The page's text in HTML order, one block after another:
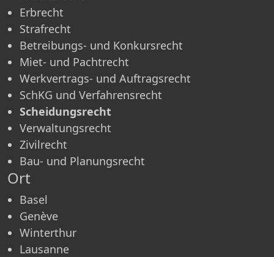
Erbrecht
Strafrecht
Betreibungs- und Konkursrecht
Miet- und Pachtrecht
Werkvertrags- und Auftragsrecht
SchKG und Verfahrensrecht
Scheidungsrecht
Verwaltungsrecht
Zivilrecht
Bau- und Planungsrecht
Ort
Basel
Genève
Winterthur
Lausanne